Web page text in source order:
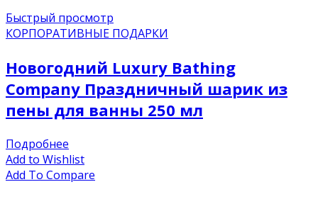
Быстрый просмотр
КОРПОРАТИВНЫЕ ПОДАРКИ
Новогодний Luxury Bathing
Company Праздничный шарик из
пены для ванны 250 мл
Подробнее
Add to Wishlist
Add To Compare